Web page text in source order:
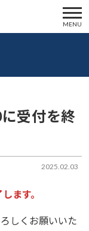
MENU
2025.02.03
受付を終
ます。
しくお願いいた